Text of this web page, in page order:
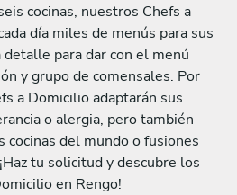
cocinas, nuestros Chefs a
día miles de menús para sus
para dar con el menú
y grupo de comensales. Por
a Domicilio adaptarán sus
o alergia, pero también
cocinas del mundo o fusiones
tu solicitud y descubre los
en Rengo!